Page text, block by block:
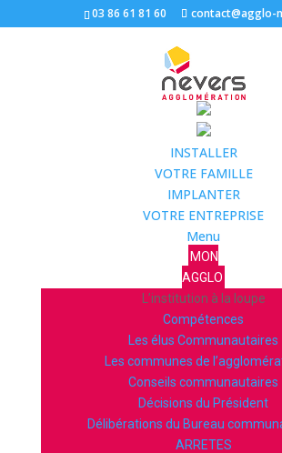
03 86 61 81 60 contact@agglo-
INSTALLER
VOTRE FAMILLE
IMPLANTER
VOTRE ENTREPRISE
Menu
MON
AGGLO
L’institution à la loupe
Compétences
Les élus Communautaires
Les communes de
Conseils communautaires
Décisions du Président
Délibérations du Bureau
ARRETES